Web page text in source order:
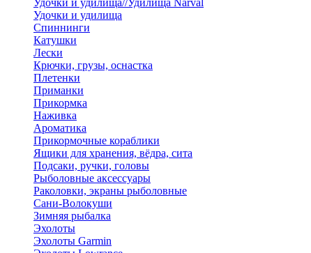
Удочки и удилища//Удилища Narval
Удочки и удилища
Спиннинги
Катушки
Лески
Крючки, грузы, оснастка
Плетенки
Приманки
Прикормка
Наживка
Ароматика
Прикормочные кораблики
Ящики для хранения, вёдра, сита
Подсаки, ручки, головы
Рыболовные аксессуары
Раколовки, экраны рыболовные
Сани-Волокуши
Зимняя рыбалка
Эхолоты
Эхолоты Garmin